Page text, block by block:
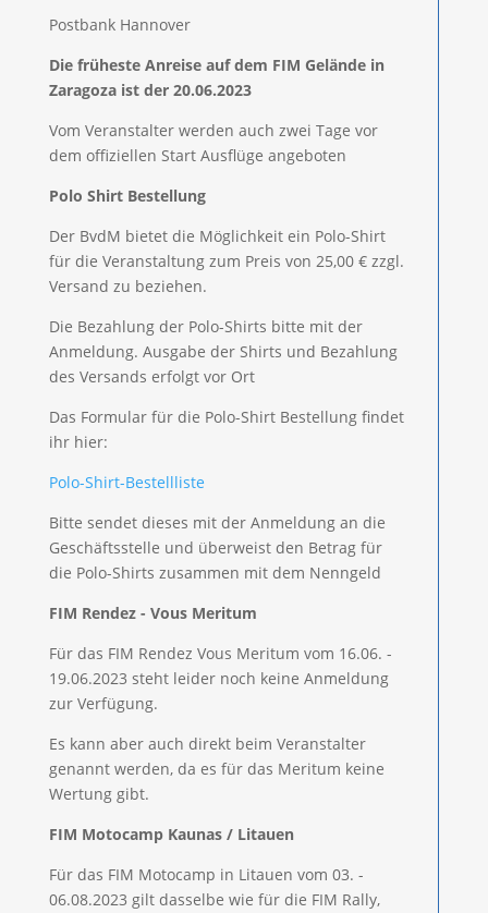
Postbank Hannover
Die früheste Anreise auf dem FIM Gelände in
Zaragoza ist der 20.06.2023
Vom Veranstalter werden auch zwei Tage vor
dem offiziellen Start Ausflüge angeboten
Polo Shirt Bestellung
Der BvdM bietet die Möglichkeit ein Polo-Shirt
für die Veranstaltung zum Preis von 25,00 € zzgl.
Versand zu beziehen.
Die Bezahlung der Polo-Shirts bitte mit der
Anmeldung. Ausgabe der Shirts und Bezahlung
des Versands erfolgt vor Ort
Das Formular für die Polo-Shirt Bestellung findet
ihr hier:
Polo-Shirt-Bestellliste
Bitte sendet dieses mit der Anmeldung an die
Geschäftsstelle und überweist den Betrag für
die Polo-Shirts zusammen mit dem Nenngeld
FIM Rendez - Vous Meritum
Für das FIM Rendez Vous Meritum vom 16.06. -
19.06.2023 steht leider noch keine Anmeldung
zur Verfügung.
Es kann aber auch direkt beim Veranstalter
genannt werden, da es für das Meritum keine
Wertung gibt.
FIM Motocamp Kaunas / Litauen
Für das FIM Motocamp in Litauen vom 03. -
06.08.2023 gilt dasselbe wie für die FIM Rally,